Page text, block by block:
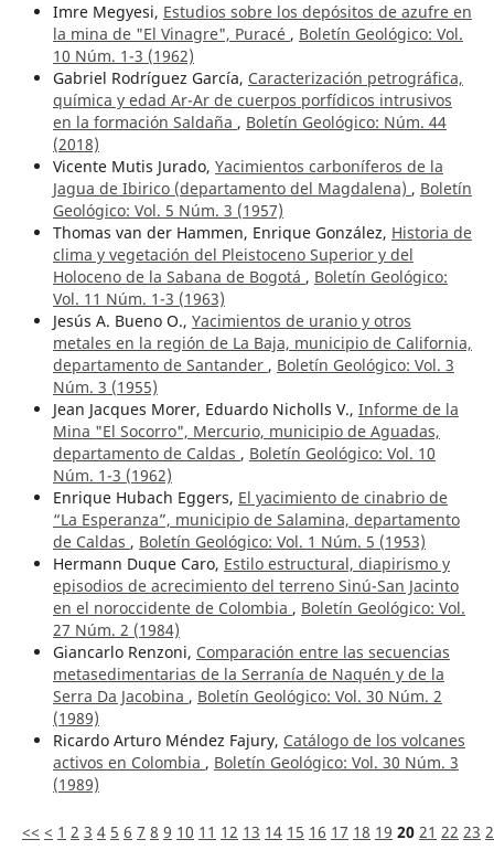
Imre Megyesi, Estudios sobre los depósitos de azufre en
la mina de "El Vinagre", Puracé , Boletín Geológico: Vol.
10 Núm. 1-3 (1962)
Gabriel Rodríguez García, Caracterización petrográfica,
química y edad Ar-Ar de cuerpos porfídicos intrusivos
en la formación Saldaña , Boletín Geológico: Núm. 44
(2018)
Vicente Mutis Jurado, Yacimientos carboníferos de la
Jagua de Ibirico (departamento del Magdalena) , Boletín
Geológico: Vol. 5 Núm. 3 (1957)
Thomas van der Hammen, Enrique González, Historia de
clima y vegetación del Pleistoceno Superior y del
Holoceno de la Sabana de Bogotá , Boletín Geológico:
Vol. 11 Núm. 1-3 (1963)
Jesús A. Bueno O., Yacimientos de uranio y otros
metales en la región de La Baja, municipio de California,
departamento de Santander , Boletín Geológico: Vol. 3
Núm. 3 (1955)
Jean Jacques Morer, Eduardo Nicholls V., Informe de la
Mina "El Socorro", Mercurio, municipio de Aguadas,
departamento de Caldas , Boletín Geológico: Vol. 10
Núm. 1-3 (1962)
Enrique Hubach Eggers, El yacimiento de cinabrio de
“La Esperanza”, municipio de Salamina, departamento
de Caldas , Boletín Geológico: Vol. 1 Núm. 5 (1953)
Hermann Duque Caro, Estilo estructural, diapirismo y
episodios de acrecimiento del terreno Sinú-San Jacinto
en el noroccidente de Colombia , Boletín Geológico: Vol.
27 Núm. 2 (1984)
Giancarlo Renzoni, Comparación entre las secuencias
metasedimentarias de la Serranía de Naquén y de la
Serra Da Jacobina , Boletín Geológico: Vol. 30 Núm. 2
(1989)
Ricardo Arturo Méndez Fajury, Catálogo de los volcanes
activos en Colombia , Boletín Geológico: Vol. 30 Núm. 3
(1989)
<< < 1 2 3 4 5 6 7 8 9 10 11 12 13 14 15 16 17 18 19 20 21 22 23